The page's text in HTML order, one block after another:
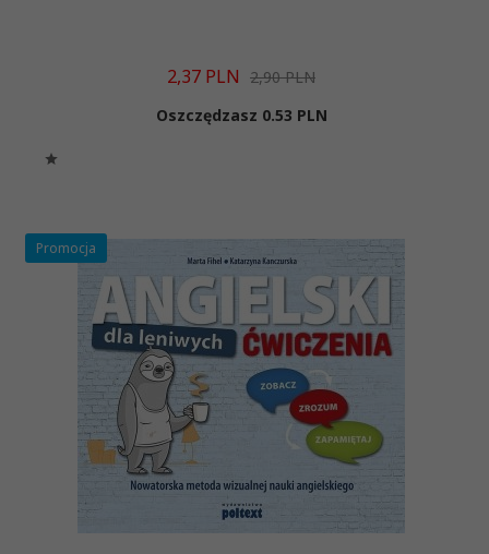
2,37 PLN 2,90 PLN
Oszczędzasz 0.53 PLN
Promocja